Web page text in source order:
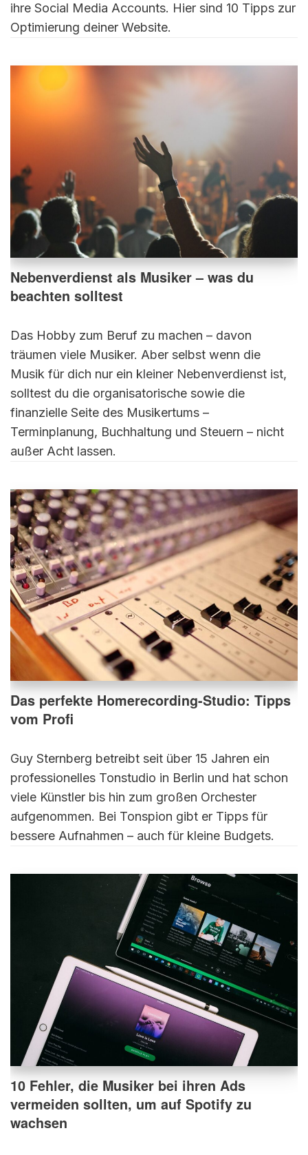
ihre Social Media Accounts. Hier sind 10 Tipps zur
Optimierung deiner Website.
Nebenverdienst als Musiker – was du
beachten solltest
Das Hobby zum Beruf zu machen – davon
träumen viele Musiker. Aber selbst wenn die
Musik für dich nur ein kleiner Nebenverdienst ist,
solltest du die organisatorische sowie die
finanzielle Seite des Musikertums –
Terminplanung, Buchhaltung und Steuern – nicht
außer Acht lassen.
Das perfekte Homerecording-Studio: Tipps
vom Profi
Guy Sternberg betreibt seit über 15 Jahren ein
professionelles Tonstudio in Berlin und hat schon
viele Künstler bis hin zum großen Orchester
aufgenommen. Bei Tonspion gibt er Tipps für
bessere Aufnahmen – auch für kleine Budgets.
10 Fehler, die Musiker bei ihren Ads
vermeiden sollten, um auf Spotify zu
wachsen